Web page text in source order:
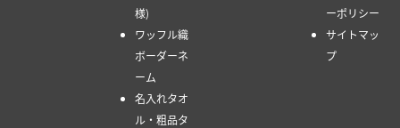
様)
ワッフル織
ボーダーネ
ーム
名入れタオ
ル・粗品タ
ーポリシー
サイトマッ
プ